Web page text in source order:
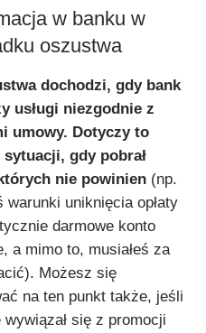
w banku w
oszustwa
dochodzi, gdy bank
usługi niezgodnie z
umowy. Dotyczy to
sytuacji, gdy pobrał
nie powinien (np.
warunki uniknięcia opłaty
darmowe konto
a mimo to, musiałeś za
Możesz się
na ten punkt także, jeśli
wywiązał się z promocji